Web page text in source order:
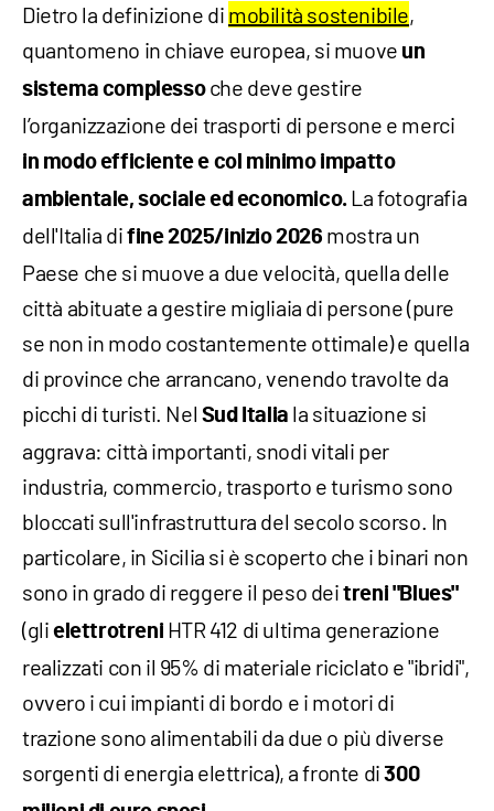
Dietro la definizione di mobilità sostenibile,
quantomeno in chiave europea, si muove un
sistema complessoche deve gestire
l’organizzazione dei trasporti di persone e merci
in modo efficiente e col minimo impatto
ambientale, sociale ed economico. La fotografia
dell'Italia di fine 2025/inizio 2026 mostra un
Paese che si muove a due velocità, quella delle
città abituate a gestire migliaia di persone (pure
se non in modo costantemente ottimale) e quella
di province che arrancano, venendo travolte da
picchi di turisti. Nel Sud Italia la situazione si
aggrava: città importanti, snodi vitali per
industria, commercio, trasporto e turismo sono
bloccati sull'infrastruttura del secolo scorso. In
particolare, in Sicilia si è scoperto che i binari non
sono in grado di reggere il peso deitreni "Blues"
(glielettrotreni HTR 412 di ultima generazione
realizzati con il 95% di materiale riciclato e "ibridi",
ovvero i cui impianti di bordo e i motori di
trazione sono alimentabili da due o più diverse
sorgenti di energia elettrica), a fronte di300